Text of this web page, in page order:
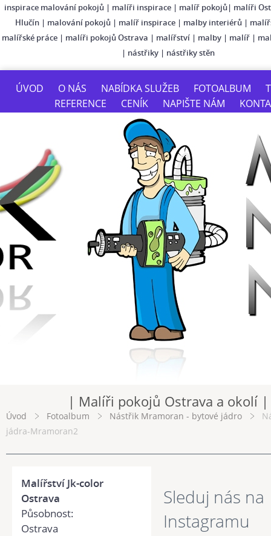
inspirace malování pokojů | malíři inspirace | malíř pokojů| malíři
Hlučín| malování pokojů| malíř inspirace| malby interiérů|
malířské práce | malíři pokojů Ostrava | malířství | malby | malíř |
| nástřiky | nástřiky stěn
ÚVOD O NÁS NABÍDKA SLUŽEB FOTOALBUM
REFERENCE
CENÍK NAPIŠTE NÁM
| Malíři pokojů Ostrava a okolí |
Úvod Fotoalbum Nástřik Mramoran - bytové jádro
jádra-Mramoran2
Malířství Jk-color
Ostrava
Působnost:
Ostrava
Sleduj nás na
Instagramu